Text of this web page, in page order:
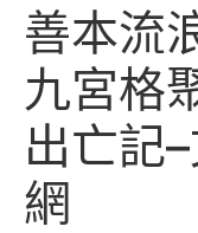
善本流
九宮格
出亡記
網